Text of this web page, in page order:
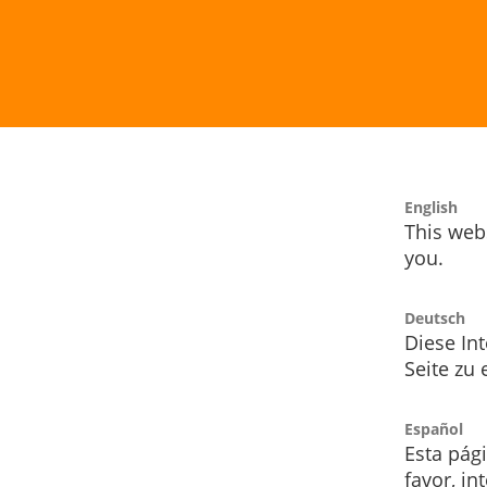
English
This
you.
Deutsch
Diese
Seite zu
Español
Esta
favor,